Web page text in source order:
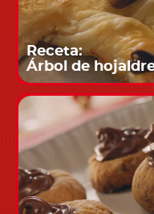
Receta:
Árbol de